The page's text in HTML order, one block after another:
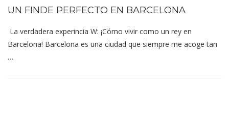
UN FINDE PERFECTO EN BARCELONA
La verdadera experincia W: ¡Cómo vivir como un rey en
Barcelona! Barcelona es una ciudad que siempre me acoge tan
…